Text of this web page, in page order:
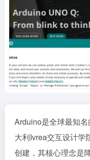
Arduino是全球最知
大利Ivrea交互设计学
创建，其核心理念是